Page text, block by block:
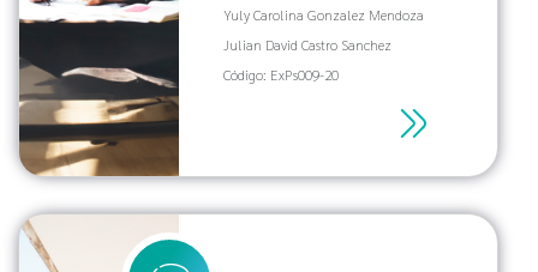
Yuly Carolina Gonzalez Mendoza
Julian David Castro Sanchez
Código: ExPs009-20